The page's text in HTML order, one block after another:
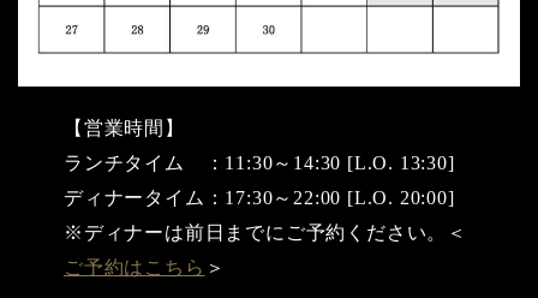
【営業時間】
ランチタイム ：11:30～14:30 [L.O. 13:30]
ディナータイム：17:30～22:00 [L.O. 20:00]
※ディナーは前日までにご予約ください。＜
ご予約はこちら ＞